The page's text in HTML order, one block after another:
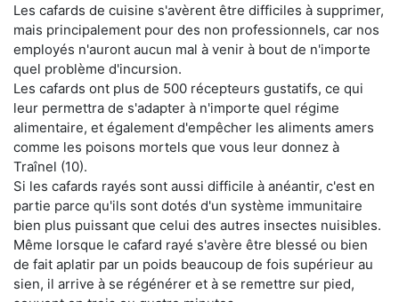
Les cafards de cuisine s'avèrent être difficiles à supprimer,
mais principalement pour des non professionnels, car nos
employés n'auront aucun mal à venir à bout de n'importe
quel problème d'incursion.
Les cafards ont plus de 500 récepteurs gustatifs, ce qui
leur permettra de s'adapter à n'importe quel régime
alimentaire, et également d'empêcher les aliments amers
comme les poisons mortels que vous leur donnez à
Traînel (10).
Si les cafards rayés sont aussi difficile à anéantir, c'est en
partie parce qu'ils sont dotés d'un système immunitaire
bien plus puissant que celui des autres insectes nuisibles.
Même lorsque le cafard rayé s'avère être blessé ou bien
de fait aplatir par un poids beaucoup de fois supérieur au
sien, il arrive à se régénérer et à se remettre sur pied,